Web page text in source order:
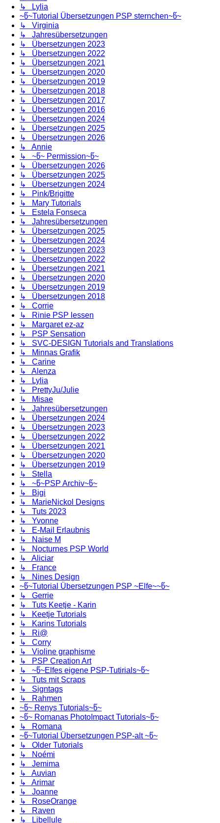
↳ Lylia
~წ~Tutorial Übersetzungen PSP sternchen~წ~
↳ Virginia
↳ Jahresübersetzungen
↳ Übersetzungen 2023
↳ Übersetzungen 2022
↳ Übersetzungen 2021
↳ Übersetzungen 2020
↳ Übersetzungen 2019
↳ Übersetzungen 2018
↳ Übersetzungen 2017
↳ Übersetzungen 2016
↳ Übersetzungen 2024
↳ Übersetzungen 2025
↳ Übersetzungen 2026
↳ Annie
↳ ~წ~ Permission~წ~
↳ Übersetzungen 2026
↳ Übersetzungen 2025
↳ Übersetzungen 2024
↳ Pink/Brigitte
↳ Mary Tutorials
↳ Estela Fonseca
↳ Jahresübersetzungen
↳ Übersetzungen 2025
↳ Übersetzungen 2024
↳ Übersetzungen 2023
↳ Übersetzungen 2022
↳ Übersetzungen 2021
↳ Übersetzungen 2020
↳ Übersetzungen 2019
↳ Übersetzungen 2018
↳ Corrie
↳ Rinie PSP lessen
↳ Margaret ez-az
↳ PSP Sensation
↳ SVC-DESIGN Tutorials and Translations
↳ Minnas Grafik
↳ Carine
↳ Alenza
↳ Lylia
↳ PrettyJu/Julie
↳ Misae
↳ Jahresübersetzungen
↳ Übersetzungen 2024
↳ Übersetzungen 2023
↳ Übersetzungen 2022
↳ Übersetzungen 2021
↳ Übersetzungen 2020
↳ Übersetzungen 2019
↳ Stella
↳ ~წ~PSP Archiv~წ~
↳ Bigi
↳ MarieNickol Designs
↳ Tuts 2023
↳ Yvonne
↳ E-Mail Erlaubnis
↳ Naise M
↳ Nocturnes PSP World
↳ Aliciar
↳ France
↳ Nines Design
~წ~Tutorial Übersetzungen PSP ~Elfe~~წ~
↳ Gerrie
↳ Tuts Keetje - Karin
↳ Keetje Tutorials
↳ Karins Tutorials
↳ Ri@
↳ Corry
↳ Violine graphisme
↳ PSP Creation Art
↳ ~წ~Elfes eigene PSP-Tutirials~წ~
↳ Tuts mit Scraps
↳ Signtags
↳ Rahmen
~წ~ Renys Tutorials~წ~
~წ~ Romanas PhotoImpact Tutorials~წ~
↳ Romana
~წ~Tutorial Übersetzungen PSP-alt ~წ~
↳ Older Tutorials
↳ Noémi
↳ Jemima
↳ Auvian
↳ Arimar
↳ Joanne
↳ RoseOrange
↳ Raven
↳ Libellule